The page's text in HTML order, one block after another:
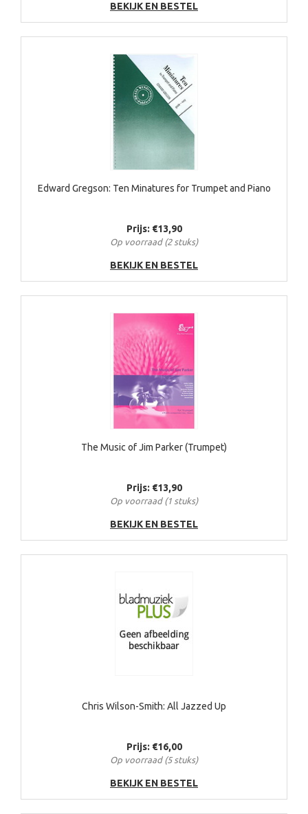
BEKIJK EN BESTEL
Edward Gregson: Ten Minatures for Trumpet and Piano
Prijs: €13,90
Op voorraad (2 stuks)
BEKIJK EN BESTEL
The Music of Jim Parker (Trumpet)
Prijs: €13,90
Op voorraad (1 stuks)
BEKIJK EN BESTEL
Chris Wilson-Smith: All Jazzed Up
Prijs: €16,00
Op voorraad (5 stuks)
BEKIJK EN BESTEL